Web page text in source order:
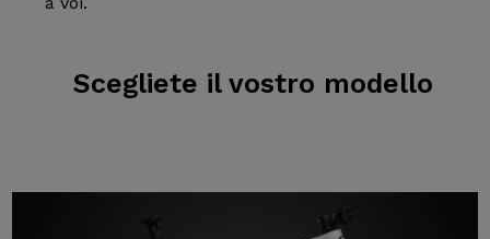
Scegliete ilvostro modello